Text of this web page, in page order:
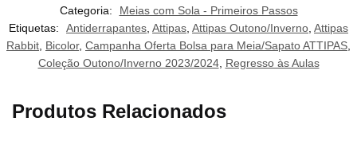
Categoria:
Meias com Sola - Primeiros Passos
Etiquetas:
Antiderrapantes Attipas Attipas Outono/Inverno Attipas
Rabbit Bicolor, Campanha Oferta Bolsa para Meia/Sapato ATTIPAS
Coleção Outono/Inverno 2023/2024, Regresso às Aulas
Produtos Relacionados